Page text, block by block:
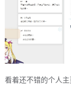
看着还不错的个人